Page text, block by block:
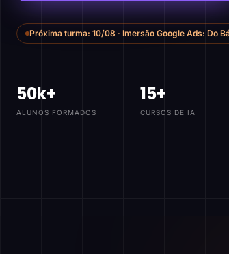
Próxima turma: 10/08 · Imersão Google Ads: Do
50k+
ALUNOS FORMADOS
15+
CURSOS DE IA